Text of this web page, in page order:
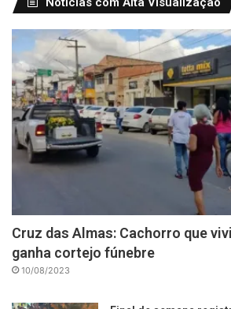
Cruz das Almas: Cachorro que
ganha cortejo fúnebre
10/08/2023